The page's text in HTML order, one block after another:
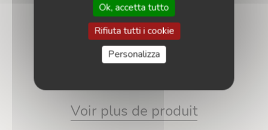
Campione
• Affrescha
Voir plus de produit
Ok, accetta tutto
Rifiuta tutti i cookie
Personalizza